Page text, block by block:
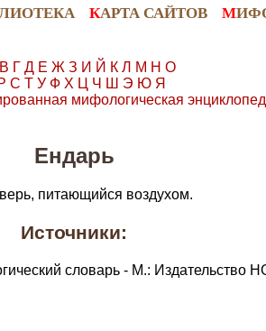
КАРТА САЙТОВ М
В Г Д Е Ж З И Й К Л М Н О
С Т У Ф Х Ц Ч Ш Э Ю Я
мифологическая
Ендарь
питающийся воздухом.
Источники:
словарь - М.: Издательство